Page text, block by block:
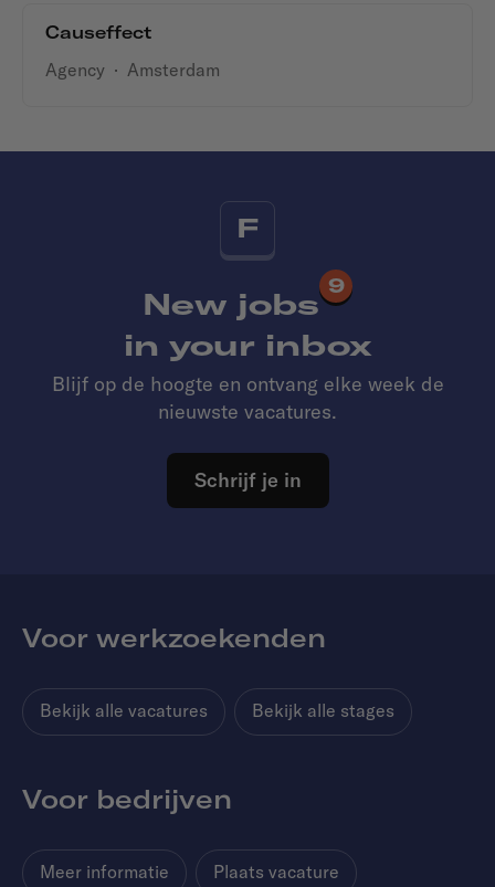
Causeffect
Agency · Amsterdam
F
New jobs
9
in your inbox
Blijf op de hoogte en ontvang elke week de
nieuwste vacatures.
Schrijf je in
Voor werkzoekenden
Bekijk alle vacatures Bekijk alle stages
Voor bedrijven
Meer informatie Plaats vacature